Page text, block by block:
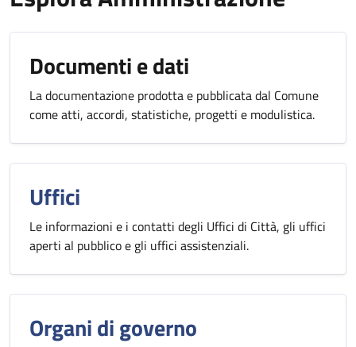
Documenti e dati
La documentazione prodotta e pubblicata dal Comune
come atti, accordi, statistiche, progetti e modulistica.
Uffici
Le informazioni e i contatti degli Uffici di Città, gli uffici
aperti al pubblico e gli uffici assistenziali.
Organi di governo